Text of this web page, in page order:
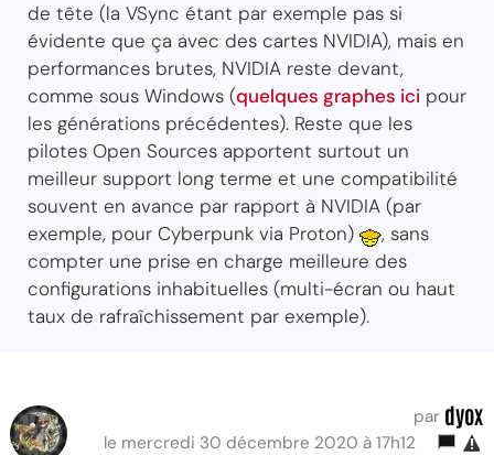
de tête (la VSync étant par exemple pas si
évidente que ça avec des cartes NVIDIA), mais en
performances brutes, NVIDIA reste devant,
comme sous Windows (quelques graphes ici pour
les générations précédentes). Reste que les
pilotes Open Sources apportent surtout un
meilleur support long terme et une compatibilité
souvent en avance par rapport à NVIDIA (par
exemple, pour Cyberpunk via Proton)
, sans
compter une prise en charge meilleure des
configurations inhabituelles (multi-écran ou haut
taux de rafraîchissement par exemple).
par dyox
le mercredi 30 décembre 2020 à 17h12